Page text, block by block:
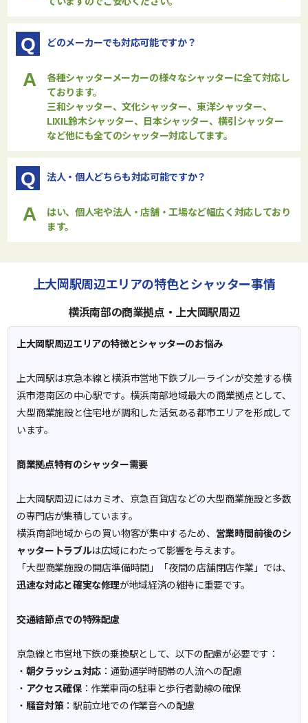
Q どのメーカーでも対応可能ですか？
A
各種シャッターメーカーの様々なシャッターに全て対応し
ております。
三和シャッター、文化シャッター、東洋シャッター、
LIXIL鈴木シャッター、日本シャッター、横引シャッター
など他にも全てのシャッター対応してます。
Q 法人・個人どちらも対応可能ですか？
A
はい、個人宅や法人・店舗・工場など幅広く対応しており
ます。
上大岡駅周辺エリアの特色とシャッター事情
横浜南部の商業拠点・上大岡駅周辺
上大岡駅周辺エリアの特徴とシャッターのお悩み
上大岡駅は京急本線と横浜市営地下鉄ブルーラインが交差する横
浜市港南区の中心駅です。横浜南部地域最大の商業拠点として、
大型商業施設と住宅地が調和した活気ある都市エリアを形成して
います。
商業拠点特有のシャッター需要
上大岡駅周辺にはカミオ、京急百貨店などの大型商業施設と多数
の専門店が集積しています。
横浜南部地域からの買い物客が集中するため、 営業時間前後のシ
ャッタートラブルは広域にわたって影響を与えます。
「大型商業施設の開店準備時間」「夜間の店舗閉店作業」では、
迅速な対応と確実な修理が地域経済の維持に重要です。
交通結節点での特殊配慮
京急線と市営地下鉄の乗換駅として、以下の配慮が必要です：
・ 朝夕ラッシュ対応：通勤通学時間帯の人流への配慮
・ アクセス確保：作業車両の駐車と歩行者動線の確保
・ 騒音対策：駅前立地での作業音への配慮